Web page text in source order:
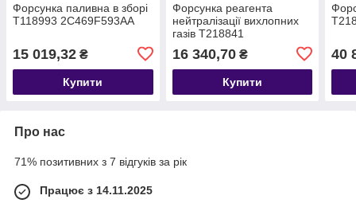
Форсунка паливна в зборі
T118993 2C469F593AA
15 019,32 ₴
Купити
Форсунка реагента
нейтралізації вихлопних
газів T218841
16 340,70₴
Купити
40
Про нас
71% позитивних з 7 відгуків за рік
Працює з 14.11.2025